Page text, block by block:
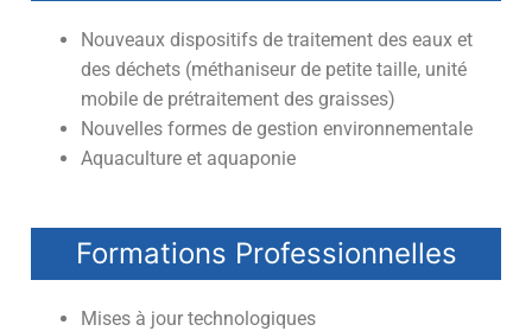
Nouveaux dispositifs de traitement des eaux et
des déchets (méthaniseur de petite taille, unité
mobile de prétraitement des graisses)
Nouvelles formes de gestion environnementale
Aquaculture et aquaponie
Formations Professionnelles
Mises à jour technologiques